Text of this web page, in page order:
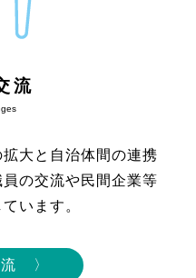
流
大と自治体間の連携
の交流や民間企業等
います。
〉